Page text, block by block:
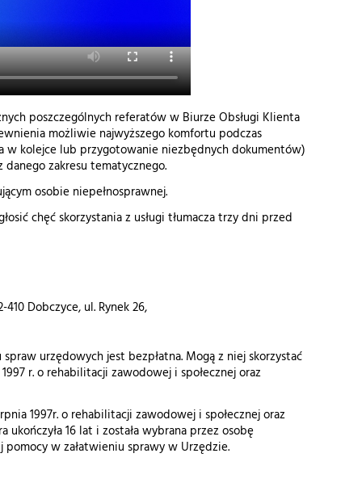
poszczególnych referatów w Biurze Obsługi Klienta
możliwie najwyższego komfortu podczas
w kolejce lub przygotowanie niezbędnych dokumentów)
zakresu tematycznego.
osobie niepełnosprawnej.
chęć skorzystania z usługi tłumacza trzy dni przed
Dobczyce, ul. Rynek 26,
urzędowych jest bezpłatna. Mogą z niej skorzystać
r. o rehabilitacji zawodowej i społecznej oraz
1997r. o rehabilitacji zawodowej i społecznej oraz
16 lat i została wybrana przez osobę
w załatwieniu sprawy w Urzędzie.